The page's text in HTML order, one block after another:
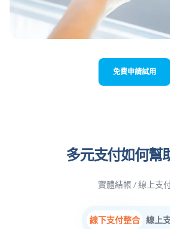
免費申請試用
多元支付如何幫
實體結帳 / 線上支
線下支付整合 線上